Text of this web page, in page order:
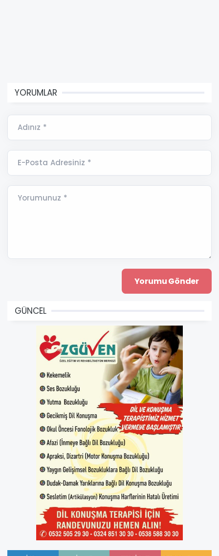
YORUMLAR
Adınız *
E-Posta Adresiniz *
Yorumunuz *
GÜNCEL